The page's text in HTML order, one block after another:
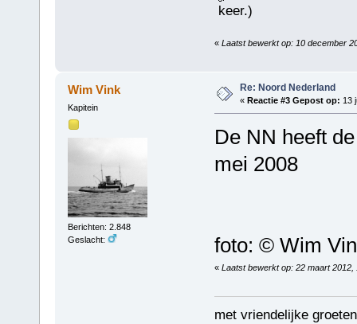
keer.)
« Laatst bewerkt op: 10 december
Wim Vink
Kapitein
Berichten: 2.848
Geslacht:
Re: Noord Nederland
« Reactie #3 Gepost op: 13
De NN heeft
mei 2008
foto: © Wim
« Laatst bewerkt op: 22 maart 2012,
met vriendelijke